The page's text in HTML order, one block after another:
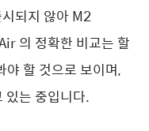
되지 않아 M2
의 정확한 비교는 할
야 할 것으로 보이며,
있는 중입니다.